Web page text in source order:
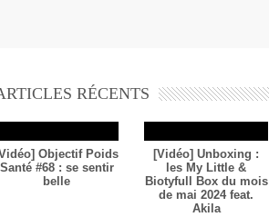
RÉCENTS
Objectif Poids
Santé #68 : se sentir
belle
[Vidéo] Unboxing :
les My Little &
Biotyfull Box du mois
de mai 2024 feat.
Akila